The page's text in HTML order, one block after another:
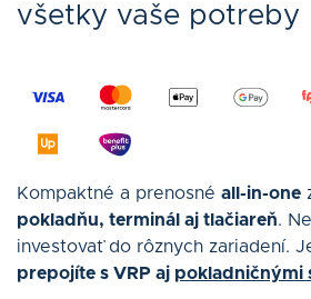
všetky vaše potreby
Kompaktné a prenosné all-in-one
pokladňu, terminál aj tlačiareň.
investovať do rôznych zariadení.
prepojíte s VRP aj pokladničnými